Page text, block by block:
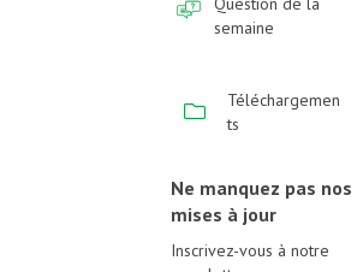
semaine
Téléchargemen
ts
Ne manquez pas nos
mises à jour
Inscrivez-vous à notre